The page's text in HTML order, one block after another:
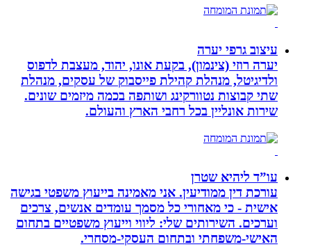
עיצוב גרפי יערה
יערה רוזי (צינמון), בקעת אונו, יהוד, מעצבת לדפוס
ולדיגיטל, מנהלת קהילת פייסבוק של עסקים, מנהלת
שתי קבוצות נטוורקינג ושותפה בכמה מיזמים שונים.
שירות אונליין בכל רחבי הארץ והעולם.
עו”ד ליהיא שטרן
עורכת דין ממודיעין. אני מאמינה בייעוץ משפטי בגישה
אישית - כי מאחורי כל מסמך עומדים אנשים, צרכים
וערכים. השירותים שלי: ליווי וייעוץ משפטיים בתחום
האישי-משפחתי ובתחום העסקי-מסחרי.